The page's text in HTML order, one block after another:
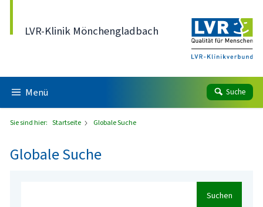
LVR-Klinik Mönchengladbach
Menü Suche
Sie sind hier: Startseite Globale Suche
Globale Suche
Suchen